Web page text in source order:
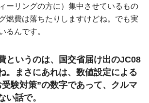
ーリングの方に）集中させているもの
燃費は落ちたりしますけどね。でも実
るんです。
いうのは、国交省届け出のJC08
。まさにあれは、数値設定による
験対策”の数字であって、クルマ
い話で。